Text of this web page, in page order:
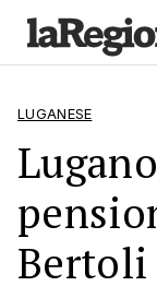
LUGANESE
Bertoli